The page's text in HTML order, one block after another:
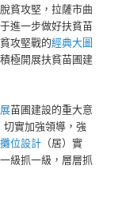
貧攻堅，拉薩市曲
進一步做好扶貧苗
攻堅戰的經典大圖
極開展扶貧苗圃建
苗圃建設的重大意
切實加強領導，強
攤位設計 （居）實
級抓一級，層層抓